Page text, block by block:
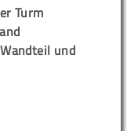
Turm
und